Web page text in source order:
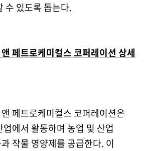
수 있도록 돕는다.
페트로케미컬스 코퍼레이션 상세
페트로케미컬스 코퍼레이션은
에서 활동하며 농업 및 산업
작물 영양제를 공급한다. 이